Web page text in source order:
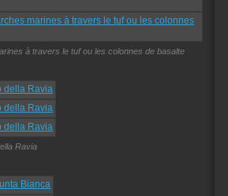
à travers le tuf ou les colonnes de basalte
Ravia